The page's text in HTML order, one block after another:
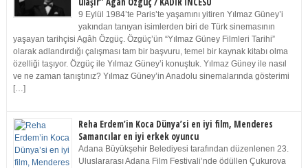
9 Eylül 1984’te Paris’te yaşamını yitiren Yılmaz Güney’i
yakından tanıyan isimlerden biri de Türk sinemasının
yaşayan tarihçisi Agâh Özgüç. Özgüç’ün “Yılmaz Güney Filmleri Tarihi”
olarak adlandırdığı çalışması tam bir başvuru, temel bir kaynak kitabı olma
özelliği taşıyor. Özgüç ile Yılmaz Güney’i konuştuk. Yılmaz Güney ile nasıl
ve ne zaman tanıştınız? Yılmaz Güney’in Anadolu sinemalarında gösterimi
[…]
Reha Erdem’in Koca Dünya’si en iyi film, Menderes
Samancılar en iyi erkek oyuncu
Adana Büyükşehir Belediyesi tarafından düzenlenen 23.
Uluslararası Adana Film Festivali’nde ödüllen Çukurova